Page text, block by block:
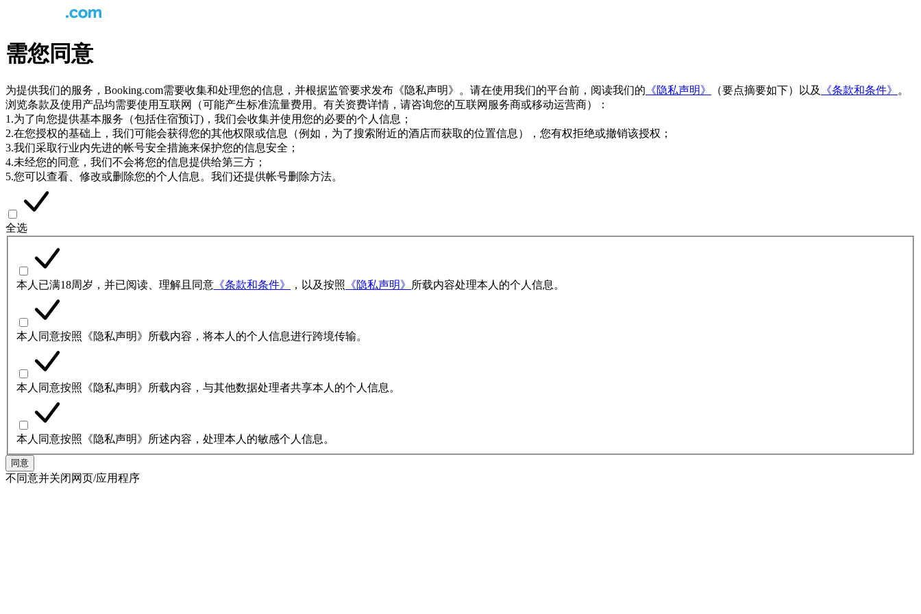
需您同意
为提供我们的服务，Booking.com需要收集和处理您的信息，并根据监管要求发布《隐私声明》。请在使用我们的平台前，阅读我们的 《隐私声明》 （要点摘要如下）以及 《条款和条件》
。
浏览条款及使用产品均需要使用互联网（可能产生标准流量费用。有关资费详情，请咨询您的互联网服务商或移动运营商）：
1.为了向您提供基本服务（包括住宿预订)，我们会收集并使用您的必要的个人信息；
2.在您授权的基础上，我们可能会获得您的其他权限或信息（例如，为了搜索附近的酒店而获取的位置信息），您有权拒绝或撤销该授权；
3.我们采取行业内先进的帐号安全措施来保护您的信息安全；
4.未经您的同意，我们不会将您的信息提供给第三方；
5.您可以查看、修改或删除您的个人信息。我们还提供帐号删除方法。
全选
本人已满18周岁，并已阅读、理解且同意 《条款和条件》 ，以及按照 《隐私声明》 所载内容处理本人的个人信息。
本人同意按照《隐私声明》所载内容，将本人的个人信息进行跨境传输。
本人同意按照《隐私声明》所载内容，与其他数据处理者共享本人的个人信息。
本人同意按照《隐私声明》所述内容，处理本人的敏感个人信息。
同意
不同意并关闭网页/应用程序